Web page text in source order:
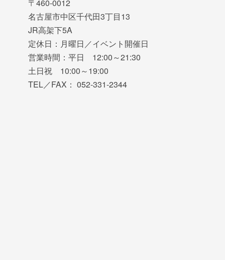
〒460-0012
名古屋市中区千代田3丁目13
JR高架下5A
定休日：月曜日／イベント開催日
営業時間：平日 12:00～21:30
土日祝 10:00～19:00
TEL／FAX： 052-331-2344